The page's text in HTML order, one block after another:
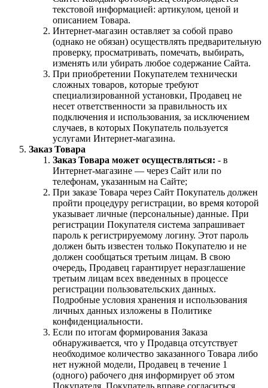
текстовой информацией: артикулом, ценой и
описанием Товара.
Интернет-магазин оставляет за собой право
(однако не обязан) осуществлять предварительную
проверку, просматривать, помечать, выбирать,
изменять или убирать любое содержание Сайта.
При приобретении Покупателем технически
сложных товаров, которые требуют
специализированной установки, Продавец не
несет ответственности за правильность их
подключения и использования, за исключением
случаев, в которых Покупатель пользуется
услугами Интернет-магазина.
Заказ Товара
Заказ Товара может осуществляться: - в
Интернет-магазине — через Сайт или по
телефонам, указанным на Сайте;
При заказе Товара через Сайт Покупатель должен
пройти процедуру регистрации, во время которой
указывает личные (персональные) данные. При
регистрации Покупателя система запрашивает
пароль к регистрируемому логину. Этот пароль
должен быть известен только Покупателю и не
должен сообщаться третьим лицам. В свою
очередь, Продавец гарантирует неразглашение
третьим лицам всех введенных в процессе
регистрации пользовательских данных.
Подробные условия хранения и использования
личных данных изложены в Политике
конфиденциальности.
Если по итогам формирования Заказа
обнаруживается, что у Продавца отсутствует
необходимое количество заказанного Товара либо
нет нужной модели, Продавец в течение 1
(одного) рабочего дня информирует об этом
Покупателя. Покупатель вправе согласиться